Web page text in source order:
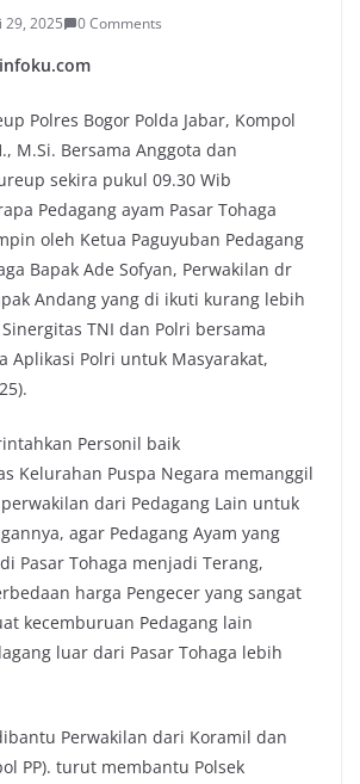
29, 2025 0 Comments
Polres Bogor Polda Jabar, Kompol
M.Si. Bersama Anggota dan
sekira pukul 09.30 Wib
Pedagang ayam Pasar Tohaga
oleh Ketua Paguyuban Pedagang
Bapak Ade Sofyan, Perwakilan dr
Andang yang di ikuti kurang lebih
TNI dan Polri bersama
Aplikasi Polri untuk Masyarakat,
Personil baik
Kelurahan Puspa Negara memanggil
dari Pedagang Lain untuk
agar Pedagang Ayam yang
Pasar Tohaga menjadi Terang,
harga Pengecer yang sangat
kecemburuan Pedagang lain
luar dari Pasar Tohaga lebih
Perwakilan dari Koramil dan
PP). turut membantu Polsek